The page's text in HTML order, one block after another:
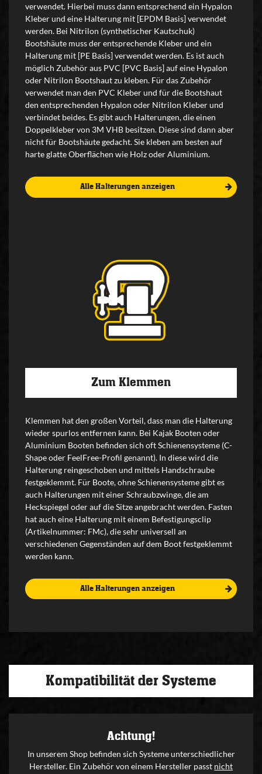
verwendet. Hierbei muss dann entsprechend ein Hypalon
Kleber und eine Halterung mit [EPDM Basis] verwendet
werden. Bei Nitrilon (synthetischer Kautschuk)
Bootshäute muss der entsprechende Kleber und ein
Halterung mit [PE Basis] verwendet werden. Es ist auch
möglich Zubehör aus PVC [PVC Basis] auf eine Hypalon
oder Nitrilon Bootshaut zu kleben. Für das Zubehör
verwendet man den PVC Kleber und für die Bootshaut
den entsprechenden Hypalon oder Nitrilon Kleber und
verbindet beides. Es gibt auch Halterungen, die einen
Doppelkleber von 3M VHB besitzen. Diese sind dann aber
nicht für Bootshäute gedacht. Sie kleben am besten auf
harte glatte Oberflächen wie Holz oder Aluminium.
Alle Halterungen anzeigen
Zum Klemmen
Klemmen hat den großen Vorteil, dass man die Halterung
wieder spurlos entfernen kann. Bei Kajak Booten oder
Aluminium Booten befinden sich oft Schienensysteme (C-
Shape oder FeelFree-Profil genannt). In diese wird die
Halterung reingeschoben und mittels Handschraube
festgeklemmt. Für Boote, ohne Schienensysteme gibt es
auch Halterungen mit einer Schraubzwinge, die am
Heckspiegel oder auf die Sitze angebracht werden. Fasten
hat auch eine Halterung mit einem Befestigungsclip
(Artikelnummer: FMc), die sehr universell an
verschiedenen Gegenständen auf dem Boot festgeklemmt
werden kann.
Alle Halterungen anzeigen
Kompatibilität der Systeme
Achtung!
In unserem Shop befinden sich Systeme unterschiedlicher
Hersteller. Ein Zubehör von einem Hersteller passt nicht